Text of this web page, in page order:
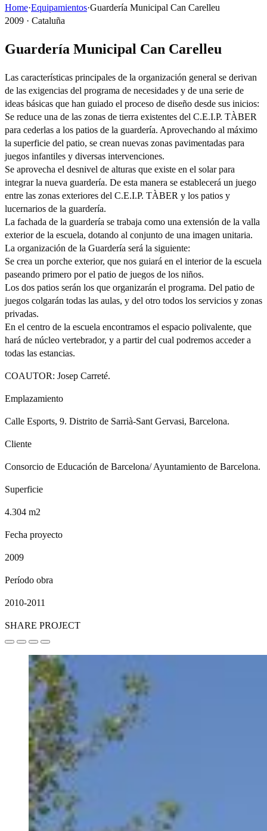
Home·Equipamientos·Guardería Municipal Can Carelleu
2009 · Cataluña
Guardería Municipal Can Carelleu
Las características principales de la organización general se derivan
de las exigencias del programa de necesidades y de una serie de
ideas básicas que han guiado el proceso de diseño desde sus inicios:
Se reduce una de las zonas de tierra existentes del C.E.I.P. TÀBER
para cederlas a los patios de la guardería. Aprovechando al máximo
la superficie del patio, se crean nuevas zonas pavimentadas para
juegos infantiles y diversas intervenciones.
Se aprovecha el desnivel de alturas que existe en el solar para
integrar la nueva guardería. De esta manera se establecerá un juego
entre las zonas exteriores del C.E.I.P. TÀBER y los patios y
lucernarios de la guardería.
La fachada de la guardería se trabaja como una extensión de la valla
exterior de la escuela, dotando al conjunto de una imagen unitaria.
La organización de la Guardería será la siguiente:
Se crea un porche exterior, que nos guiará en el interior de la escuela
paseando primero por el patio de juegos de los niños.
Los dos patios serán los que organizarán el programa. Del patio de
juegos colgarán todas las aulas, y del otro todos los servicios y zonas
privadas.
En el centro de la escuela encontramos el espacio polivalente, que
hará de núcleo vertebrador, y a partir del cual podremos acceder a
todas las estancias.
COAUTOR: Josep Carreté.
Emplazamiento
Calle Esports, 9. Distrito de Sarrià-Sant Gervasi, Barcelona.
Cliente
Consorcio de Educación de Barcelona/ Ayuntamiento de Barcelona.
Superficie
4.304 m2
Fecha proyecto
2009
Período obra
2010-2011
SHARE PROJECT